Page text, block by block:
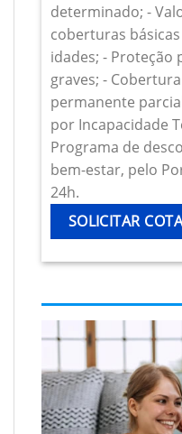
determinado; -
coberturas
idades; - Proteção
graves; -
permanente
por Incapacidade
Programa de
bem-estar, pelo
24h.
SOLICITAR